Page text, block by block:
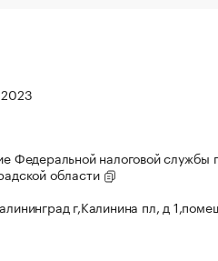
Федеральной налоговой службы
области
г,Калинина пл, д